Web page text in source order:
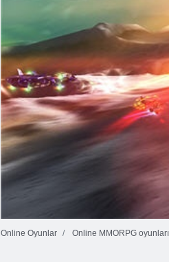
Online Oyunlar Online MMORPG oyunları